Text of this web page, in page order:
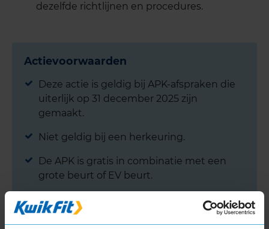
dezelfde richtlijnen en procedures.
Actievoorwaarden
Deze actie is geldig bij APK-afspraken die
uiterlijk op 31 december 2025 zijn
gemaakt.
Niet geldig bij een herkeuring.
De APK is gratis in combinatie met een
grote beurt of EV beurt.